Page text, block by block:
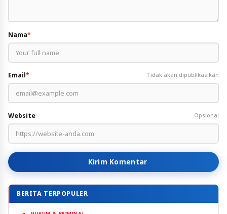
Nama*
Email* Tidak akan dipublikasikan
Website Opsional
Kirim Komentar
BERITA TERPOPULER